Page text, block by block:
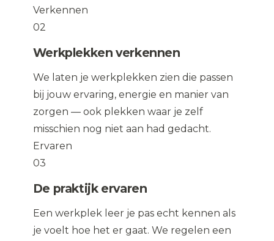
Verkennen
02
Werkplekken verkennen
We laten je werkplekken zien die passen
bij jouw ervaring, energie en manier van
zorgen — ook plekken waar je zelf
misschien nog niet aan had gedacht.
Ervaren
03
De praktijk ervaren
Een werkplek leer je pas echt kennen als
je voelt hoe het er gaat. We regelen een